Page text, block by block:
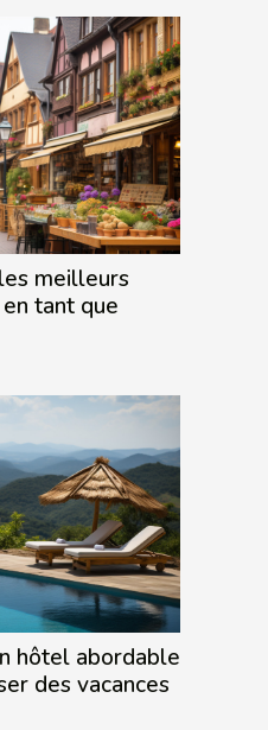
meilleurs
tant que
hôtel abordable
des vacances